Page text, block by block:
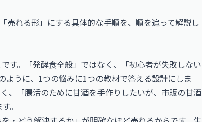
売れる形」にする具体的な手順を、順を追って解説し
す。「発酵食全般」ではなく、「初心者が失敗しない
うに、1つの悩みに1つの教材で答える設計にしま
、「腸活のために甘酒を手作りしたいが、市販の甘酒
。